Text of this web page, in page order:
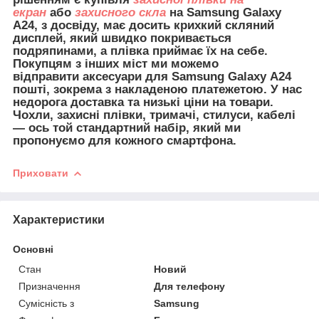
екран або захисного скла на Samsung Galaxy
A24, з досвіду, має досить крихкий скляний
дисплей, який швидко покривається
подряпинами, а плівка приймає їх на себе.
Покупцям з інших міст ми можемо
відправити аксесуари для Samsung Galaxy A24
пошті, зокрема з накладеною платежетою. У нас
недорога доставка та низькі ціни на товари.
Чохли, захисні плівки, тримачі, стилуси, кабелі
— ось той стандартний набір, який ми
пропонуємо для кожного смартфона.
Приховати
Характеристики
Основні
Стан
Новий
Призначення
Для телефону
Сумісність з
Samsung